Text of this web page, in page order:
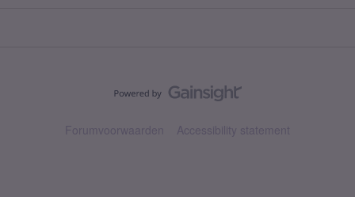
Forumvoorwaarden Accessibility statement